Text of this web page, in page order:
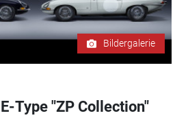
Bildergalerie
Type "ZP Collection"